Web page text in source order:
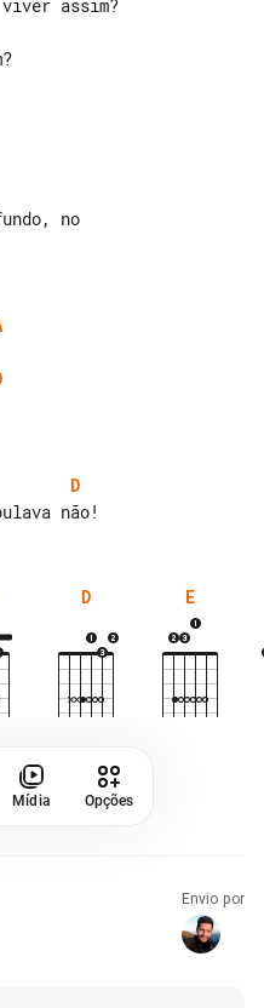
assim?
no
D
D E
Mídia Opções
Envio por